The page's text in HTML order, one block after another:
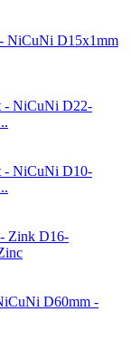
D15x1mm
D22-
D10-
D16-
D60mm -